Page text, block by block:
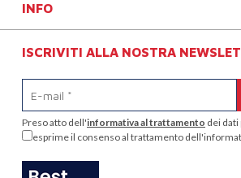
INFO
ISCRIVITI ALLA NOSTRA
Preso atto dell'informativa al trattamento dei
esprime il consenso al trattamento